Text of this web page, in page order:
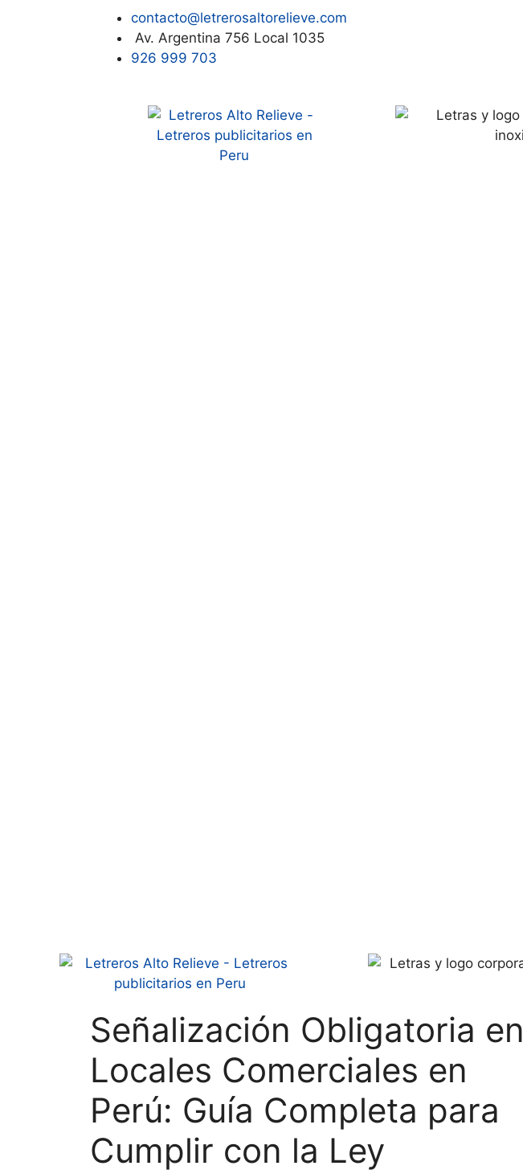
contacto@letrerosaltorelieve.com
Av. Argentina 756 Local 1035
926 999 703
Señalización Obligatoria en
Locales Comerciales en
Perú: Guía Completa para
Cumplir con la Ley